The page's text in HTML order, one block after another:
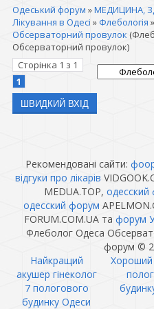
Одеський форум »МЕДИЦИНА,
Лікування в Одесі » Флебологія »
Обсерваторний провулок
Обсерваторний провулок)
Сторінка 1 з 1
1
Рекомендовані сайти:
відгуки про лікарів
MEDUA.TOP,
одесский форум
FORUM.COM.UA та форум
Флеболог Одеса
форум ©
Найкращий
акушер гінеколог
7 пологового
будинку Одеси